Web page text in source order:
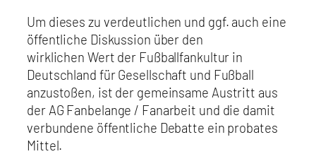
Um dieses zu verdeutlichen und ggf. auch eine
öffentliche Diskussion über den
wirklichen Wert der Fußballfankultur in
Deutschland für Gesellschaft und Fußball
anzustoßen, ist der gemeinsame Austritt aus
der AG Fanbelange / Fanarbeit und die damit
verbundene öffentliche Debatte ein probates
Mittel.